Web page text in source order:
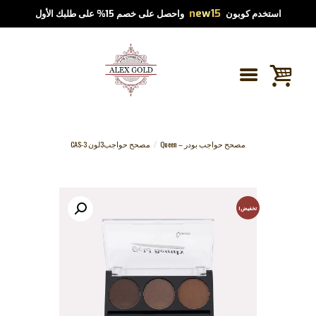
استخدم كوبون new15 واحصل على خصم 15% على طلبك الأول
مصحح حواجب بودر – Queen مصحح حواجب3لون CAS-3
تخفيض!